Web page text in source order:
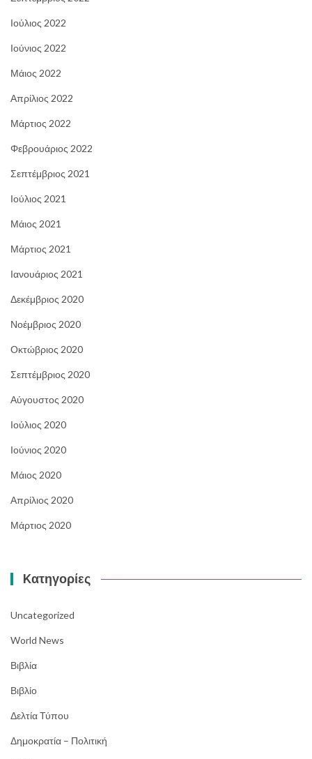
Ιούλιος 2022
Ιούνιος 2022
Μάιος 2022
Απρίλιος 2022
Μάρτιος 2022
Φεβρουάριος 2022
Σεπτέμβριος 2021
Ιούλιος 2021
Μάιος 2021
Μάρτιος 2021
Ιανουάριος 2021
Δεκέμβριος 2020
Νοέμβριος 2020
Οκτώβριος 2020
Σεπτέμβριος 2020
Αύγουστος 2020
Ιούλιος 2020
Ιούνιος 2020
Μάιος 2020
Απρίλιος 2020
Μάρτιος 2020
Kατηγορίες
Uncategorized
World News
Βιβλία
Βιβλίο
Δελτία Τύπου
Δημοκρατία – Πολιτική